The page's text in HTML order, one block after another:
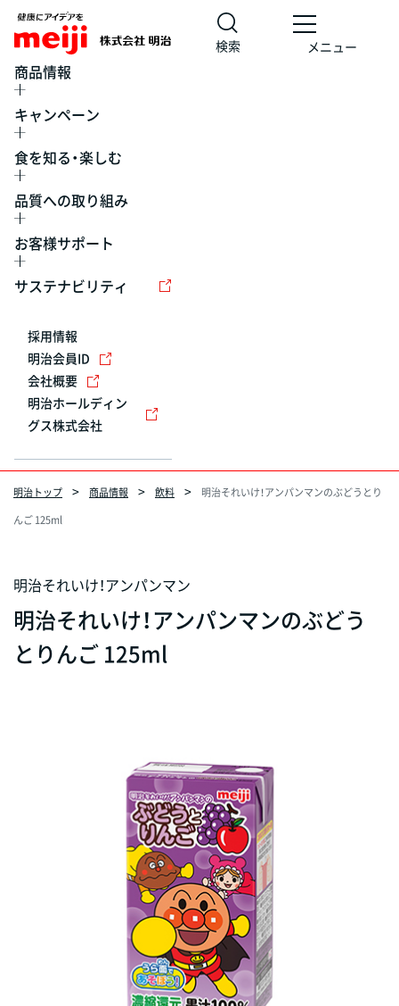
検索 メニュー
商品情報
キャンペーン
食を知る・楽しむ
品質への取り組み
お客様サポート
サステナビリティ
採用情報
明治会員ID
会社概要
明治ホールディン
グス株式会社
明治トップ 商品情報 飲料
明治それいけ！アンパンマンのぶどうとり
んご 125ml
明治それいけ！アンパンマン
明治それいけ！アンパンマンのぶどう
とりんご 125ml